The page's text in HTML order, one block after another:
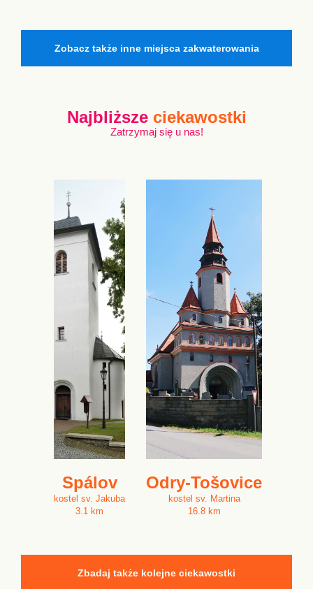
Zobacz także inne miejsca zakwaterowania
Najbliższe ciekawostki
Zatrzymaj się u nas!
Spálov
kostel sv. Jakuba
3.1 km
Odry-Tošovice
kostel sv. Martina
16.8 km
Zbadaj także kolejne ciekawostki